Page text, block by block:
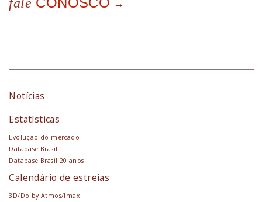
Notícias
Estatísticas
Evolução do mercado
Database Brasil
Database Brasil 20 anos
Calendário de estreias
3D/Dolby Atmos/Imax